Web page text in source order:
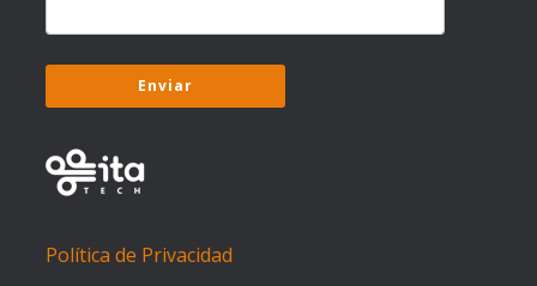
Política de Privacidad